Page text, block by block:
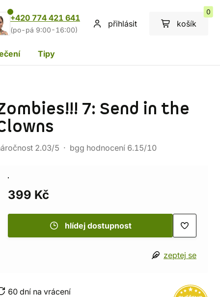
+420 774 421 641
(po-pá 9:00-16:00)
přihlásit košík
0
Tipy
7: Send in the
2.03/5 bgg hodnocení 6.15/10
399 Kč
hlídej dostupnost
zeptej se
60 dní na vrácení